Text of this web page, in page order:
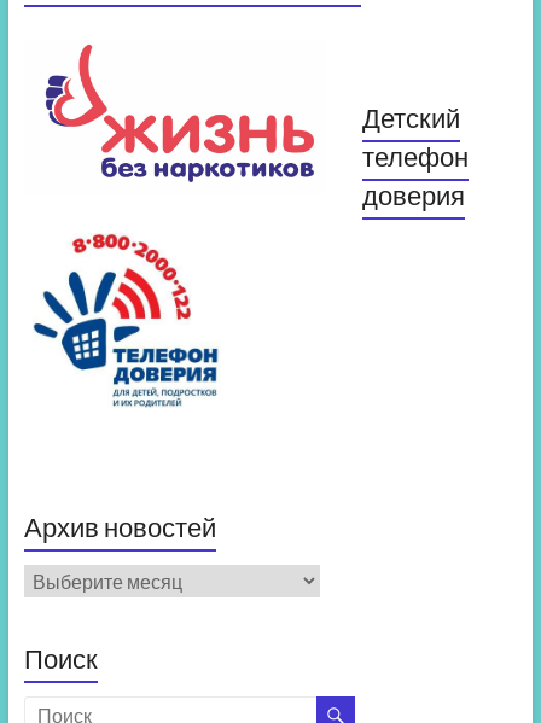
Детский
телефон
доверия
Архив новостей
Архив
новостей
Поиск